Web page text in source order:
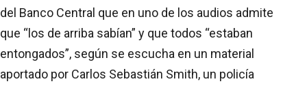
del Banco Central que en uno de los audios admite
que “los de arriba sabían” y que todos “estaban
entongados”, según se escucha en un material
aportado por Carlos Sebastián Smith, un policía